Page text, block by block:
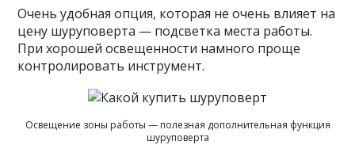
Очень удобная опция, которая не очень влияет на
цену шуруповерта — подсветка места работы.
При хорошей освещенности намного проще
контролировать инструмент.
Освещение зоны работы — полезная дополнительная функция
шуруповерта